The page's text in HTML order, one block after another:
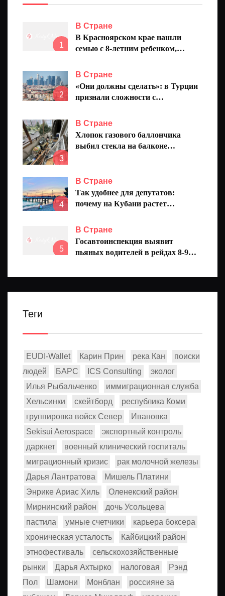
1
В Стране
В Красноярском крае нашли
семью с 8-летним ребенком,
2
В Стране
«Они должны сделать»: в Турции
признали сложности с
3
В Стране
Хлопок газового баллончика
выбил стекла на балконе
4
В Стране
Так удобнее для депутатов:
почему на Кубани растет
избранников
5
В Стране
Госавтоинспекция выявит
пьяных водителей в рейдах 8-9
Теги
EUDI-Wallet Карин Прин река Кан
поиски
людей
БАРС ICS Consulting
эколог
Илья Рыбальченко
иммиграционная служба
Хельсинки
скейтборд
республика Коми
группировка войск Север
Ивановка
Sekisui Aerospace
экспортный контроль
даркнет
военный клинический госпиталь
миграционный кризис
рак молочной железы
Дарья Лантратова
Мишель Платини
Энрике Ариас Хиль
Оленекский район
Мирнинский район
дочь Усольцева
пастила
умные счетчики
карьера боксера
хроническая усталость
Кайбицкий район
этнофестиваль
сельскохозяйственные
рынки
Дарья Ахтырко налоговая
Рэнд
Пол
Шамони Монблан
россияне за